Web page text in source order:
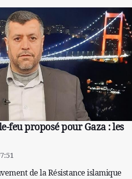
feu proposé pour Gaza : les
de la Résistance islamique